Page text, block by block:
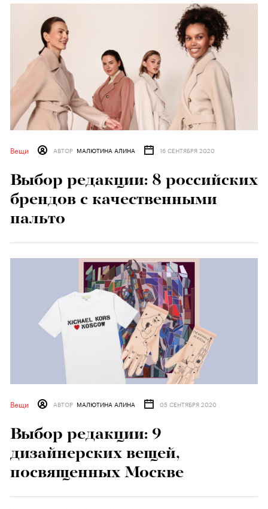
Вещи АВТОР МАЛЮТИНА АЛИНА 16 СЕНТЯБРЯ 2020
Выбор редакции: 8 российских
брендов с качественными
пальто
Вещи АВТОР МАЛЮТИНА АЛИНА 05 СЕНТЯБРЯ 2020
Выбор редакции: 9
дизайнерских вещей,
посвященных Москве